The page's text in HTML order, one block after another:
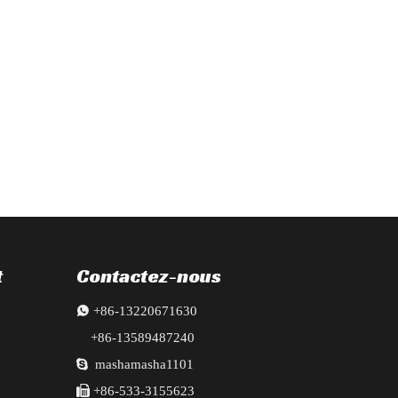
phares, radiateur, ailes, pare-chocs, portes, poutres en lingots et
Contactez-nous
 +86-13220671630
+86-13589487240
 mashamasha1101
 +86-533-3155623